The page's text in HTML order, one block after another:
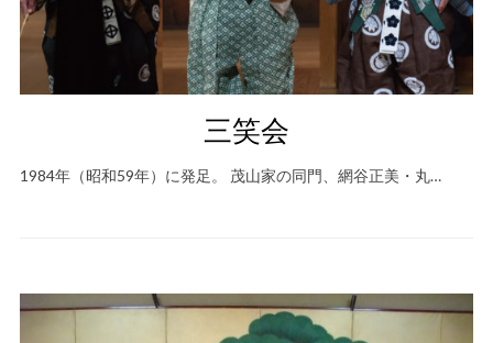
三笑会
1984年（昭和59年）に発足。 茂山家の同門、網谷正美・丸…